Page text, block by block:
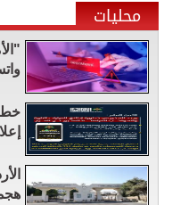
محليات